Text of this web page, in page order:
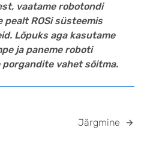
vaatame robotondi
ROSi süsteemis
Lõpuks aga kasutame
ja paneme roboti
vahet sõitma.
Järgmine